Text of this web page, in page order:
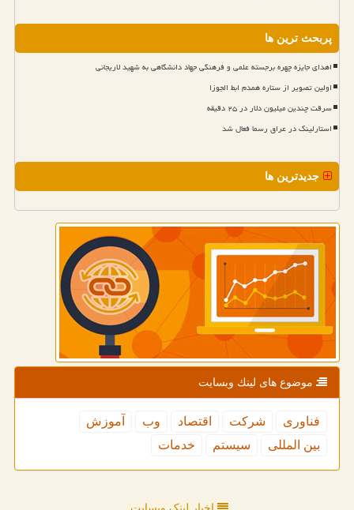
پربحث ترین ها
اهدای جایزه چهره برجسته علمی و فرهنگی جهاد دانشگاهی به شهید لاریجانی
اولین تصویر از ستاره همدم ابط الجوزا
سرقت چندین میلیون دلار در ۲۵ دقیقه
استارلینک در عراق رسما فعال شد
جدیدترین ها
موضوع های لینك وبسایت
فناوری شركت اقتصاد وب
آموزش
بین المللی
سیستم خدمات